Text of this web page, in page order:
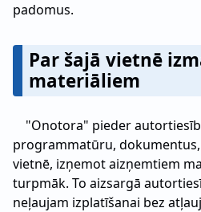
padomus.
Par šajā vietnē
materiāliem
"Onotora" pieder
programmatūru,
vietnē, izņemot aizņemtiem
turpmāk. To aizsargā
neļaujam izplatīšanai bez